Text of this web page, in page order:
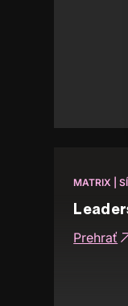
MATRIX |
Prehrať